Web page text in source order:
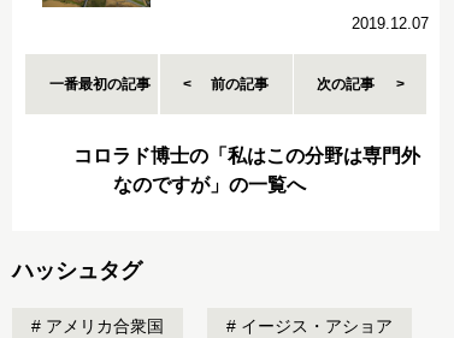
2019.12.07
一番最初の記事 前の記事 次の記事
コロラド博士の「私はこの分野は専門外
なのですが」の一覧へ
ハッシュタグ
アメリカ合衆国 イージス・アショア